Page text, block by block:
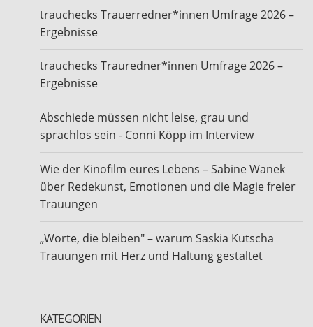
trauchecks Trauerredner*innen Umfrage 2026 –
Ergebnisse
trauchecks Trauredner*innen Umfrage 2026 –
Ergebnisse
Abschiede müssen nicht leise, grau und
sprachlos sein - Conni Köpp im Interview
Wie der Kinofilm eures Lebens – Sabine Wanek
über Redekunst, Emotionen und die Magie freier
Trauungen
„Worte, die bleiben" – warum Saskia Kutscha
Trauungen mit Herz und Haltung gestaltet
KATEGORIEN